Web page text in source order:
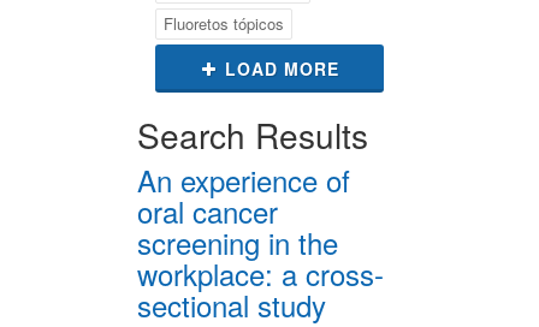
Fluoretos tópicos
LOAD MORE
Search Results
An experience of
oral cancer
screening in the
workplace: a cross-
sectional study